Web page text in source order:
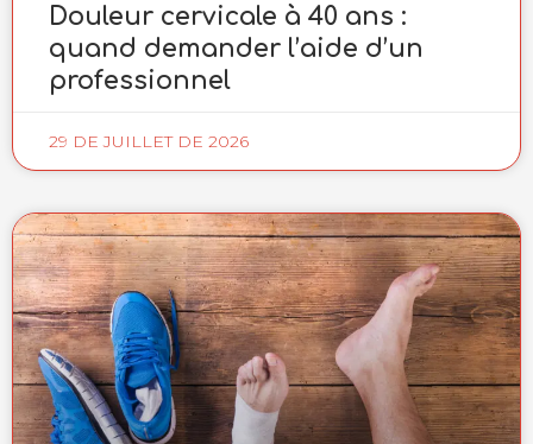
Douleur cervicale à 40 ans :
quand demander l’aide d’un
professionnel
29 DE JUILLET DE 2026